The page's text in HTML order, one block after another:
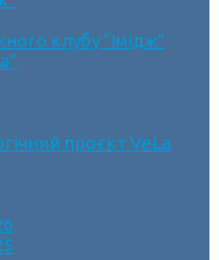
клубу “Імідж”
проєкт VeLa